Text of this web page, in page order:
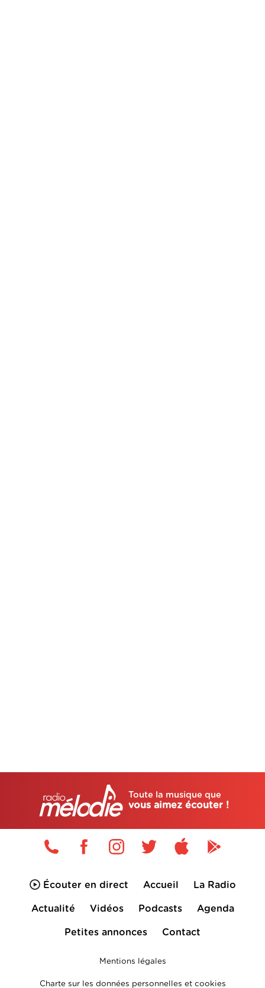
Toute la musique que
vous aimez écouter !
Écouter en direct Accueil La Radio
Actualité Vidéos Podcasts Agenda
Petites annonces Contact
Mentions légales
Charte sur les données personnelles et cookies